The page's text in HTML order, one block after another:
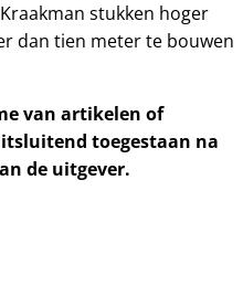
stukken hoger
dan tien meter te bouwen
van artikelen of
toegestaan na
de uitgever.